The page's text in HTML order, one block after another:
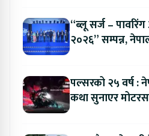
“ब्लू सर्ज –
२०२६” सम्पन्न,
पल्सरको २५ वर्ष :
कथा सुनाएर